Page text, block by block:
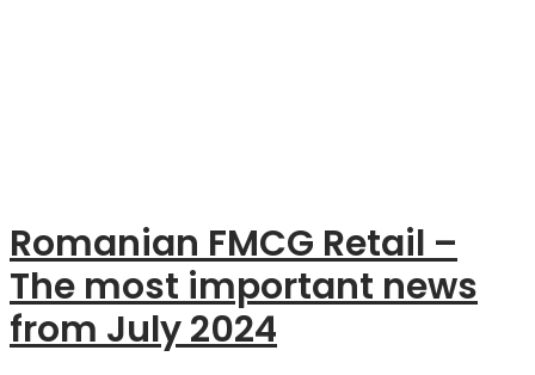
Romanian FMCG Retail –
The most important news
from July 2024